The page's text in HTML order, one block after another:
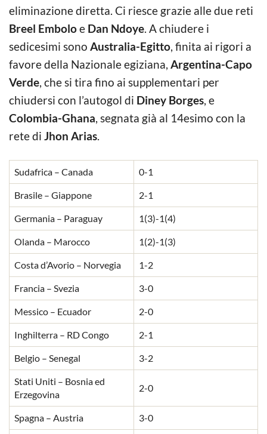
eliminazione diretta. Ci riesce grazie alle due reti
Breel Emboloe Dan Ndoye. A chiudere i
sedicesimi sono Australia-Egitto, finita ai rigori a
favore della Nazionale egiziana, Argentina-Capo
Verde, che si tira fino ai supplementari per
chiudersi con l’autogol di Diney Borges, e
Colombia-Ghana, segnata già al 14esimo con la
rete di Jhon Arias.
Sudafrica – Canada 0-1
Brasile – Giappone 2-1
Germania – Paraguay 1(3)-1(4)
Olanda – Marocco 1(2)-1(3)
Costa d’Avorio – Norvegia 1-2
Francia – Svezia 3-0
Messico – Ecuador 2-0
Inghilterra – RD Congo 2-1
Belgio – Senegal 3-2
Stati Uniti – Bosnia ed
Erzegovina
2-0
Spagna – Austria 3-0